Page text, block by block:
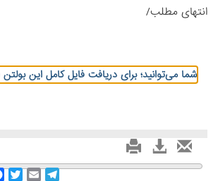
انتهای مطلب/
شما می‌توانید؛ برای دریافت فایل کامل این بولتن
Email
Telegram